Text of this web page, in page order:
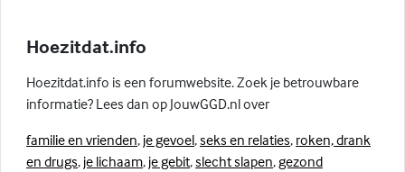
Hoezitdat.info
Hoezitdat.info is een forumwebsite. Zoek je betrouwbare
informatie? Lees dan op JouwGGD.nl over
familie en vrienden, je gevoel,seks en relaties, roken, drank
en drugs, je lichaam, je gebit,slecht slapen,gezond